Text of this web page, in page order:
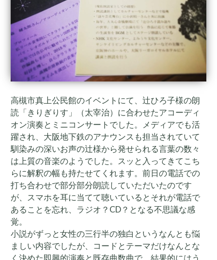
高槻市真上公民館のイベントにて、辻ひろ子様の朗
読「きりぎりす」（太宰治）に合わせたアコーディ
オン演奏とミニコンサートでした。メディアでも活
躍され、大阪地下鉄のアナウンスも担当されていて
馴染みの深いお声の辻様から発せられる言葉の数々
は上質の音楽のようでした。スッと入ってきてこち
らに解釈の幅も持たせてくれます。前日の電話での
打ち合わせで部分部分朗読していただいたのです
が、スマホを耳に当てて聴いているとそれが電話で
あることを忘れ、ラジオ？CD？となる不思議な感
覚。
小説がずっと女性の三行半の独白というなんとも悩
ましい内容でしたが、コードとテーマだけなんとな
く決めた即興的演奏と既存曲数曲で、結果的にはう